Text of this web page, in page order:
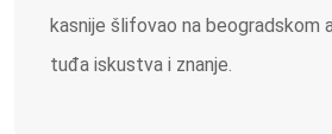
kasnije šlifovao na beogradskom
tuđa iskustva i znanje.